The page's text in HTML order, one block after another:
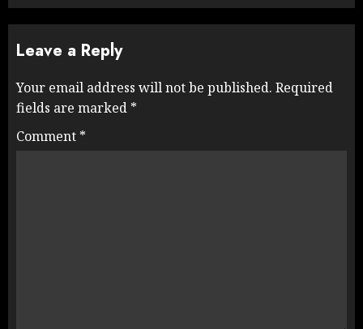
Leave a Reply
Your email address will not be published. Required
fields are marked *
Comment *